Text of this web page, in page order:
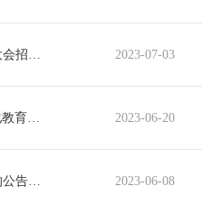
2023上海综合智慧能源大会招标通知 2023-07-03
yabo.com深圳市海腾文化教育有限公司股份有限公司光伏组件、逆变器等物资招标通知 2023-06-20
关于公开选聘审计机构的公告[已截止] 2023-06-08